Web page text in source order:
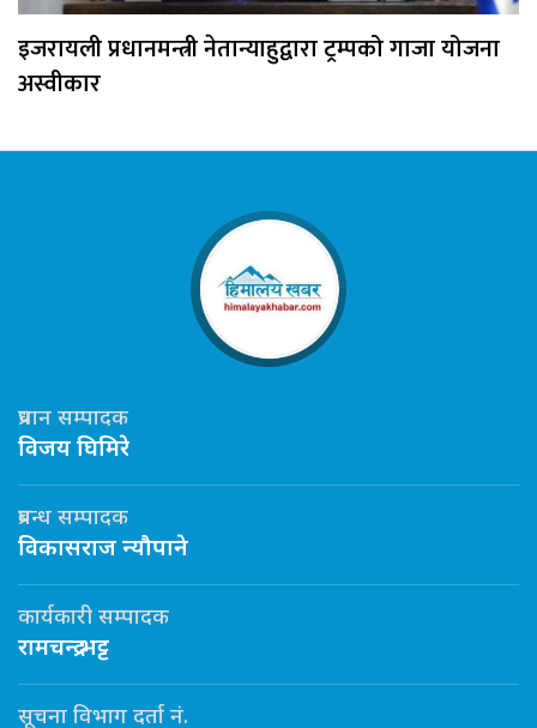
इजरायली प्रधानमन्त्री नेतान्याहुद्वारा ट्रम्पको गाजा योजना
अस्वीकार
प्रधान सम्पादक
विजय घिमिरे
प्रबन्ध सम्पादक
विकासराज न्यौपाने
कार्यकारी सम्पादक
रामचन्द्र भट्ट
सूचना विभाग दर्ता नं.